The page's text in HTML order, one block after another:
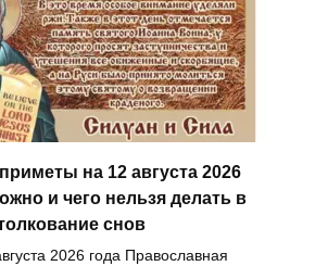
на 12 августа 2026
и чего нельзя делать в
снов
2026 года Православная